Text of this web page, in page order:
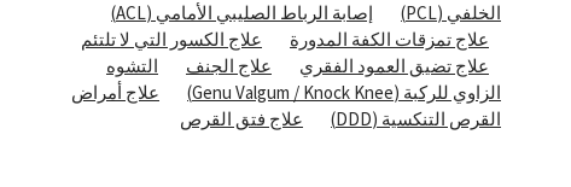
الخلفي (PCL)
إصابة الرباط الصليبي الأمامي (ACL)
علاج تمزقات الكفة المدورة
علاج الكسور التي لا تلتئم
علاج تضيق العمود الفقري
علاج الجنف
التشوه
الزاوي للركبة (Genu Valgum / Knock Knee)
علاج أمراض
القرص التنكسية (DDD)
علاج فتق القرص